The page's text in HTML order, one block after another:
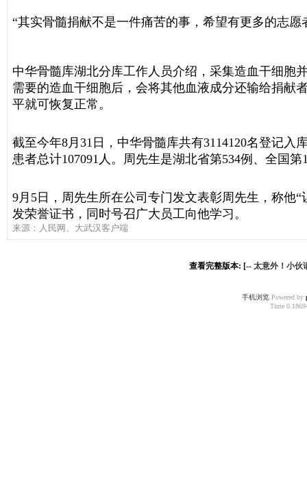
“其实骨髓捐献不是一件痛苦的事，希望有更多的志
中华骨髓库湖北分库工作人员介绍，采集造血干细胞
需要的造血干细胞后，会将其他血液成分还输给捐献
平就可恢复正常。
截至今年8月31日，中华骨髓库共有3114120名登记
患者总计107091人。周先生是湖北省第534例、全国
9月5日，周先生所在公司专门发文表彰周先生，称他
发荣誉证书，同时号召广大员工向他学习。
来源：人民网、大武汉客户端
查看完整版本: [-- 太意外！小伙
手机浏览Powered by
Time